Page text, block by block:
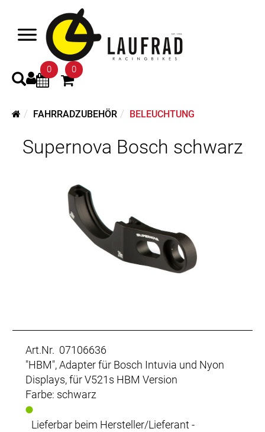
0 0
FAHRRADZUBEHÖR BELEUCHTUNG
Supernova Bosch schwarz
Art.Nr. 07106636
"HBM", Adapter für Bosch Intuvia und Nyon
Displays, für V521s HBM Version
Farbe: schwarz
Lieferbar beim Hersteller/Lieferant -